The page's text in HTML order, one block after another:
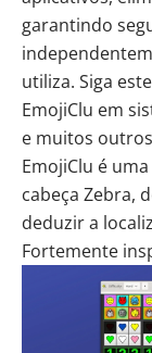
garantindo
utiliza. Siga
EmojiClu em
e muitos
EmojiClu é
cabeça Zebra,
deduzir a
Fortemente